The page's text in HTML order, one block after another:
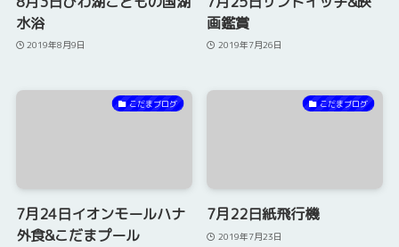
水浴
2019年8月9日
画鑑賞
2019年7月26日
こだまブログ
7月24日イオンモールハナ
外食&こだまプール
こだまブログ
7月22日紙飛行機
2019年7月23日